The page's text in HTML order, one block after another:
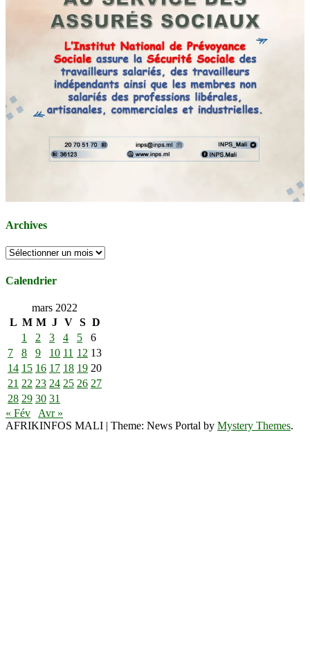
Archives
Archives
Calendrier
mars 2022
L M M J V S D
1
2 3 4 5
6
7
8 9 10 11 12 13
14 15 16 17 18 19 20
21 22 23 24 25 26 27
28 29 30 31
« Fév
Avr »
AFRIKINFOS MALI | Theme: News Portal by Mystery Themes.